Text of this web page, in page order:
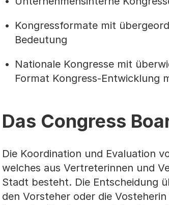
Kongressformate mit
Bedeutung
Nationale Kongresse mit
Format Kongress-Entwicklung
Das Congress
Die Koordination und Evaluation
welches aus Vertreterinnen und
Stadt besteht. Die Entscheidung
den Vorsteher oder die